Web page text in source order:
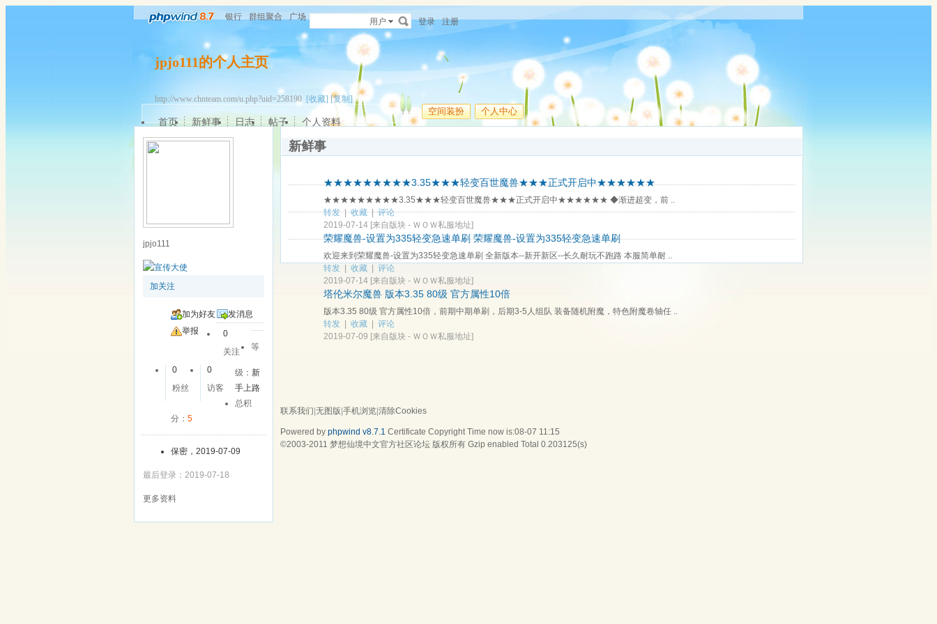
银行 群组聚合 广场 用户 登录 注册
jpjo111的个人主页
http://www.chnteam.com/u.php?uid=258190 [收藏] [复制]
空间装扮 个人中心
首页 新鲜事 日志 帖子 个人资料
jpjo111
加关注
加为好友
发消息
举报
0
关注
0
粉丝
0
访客
等
级：新
手上路
总积
分： 5
保密，2019-07-09
最后登录：2019-07-18
更多资料
新鲜事
★★★★★★★★★3.35★★★轻变百世魔兽★★★正式开启中★★★★★★
★★★★★★★★★3.35★★★轻变百世魔兽★★★正式开启中★★★★★★ ◆渐进超变，前 ..
转发|收藏|评论
2019-07-14 [来自版块 - ＷＯＷ私服地址]
荣耀魔兽-设置为335轻变急速单刷 荣耀魔兽-设置为335轻变急速单刷
欢迎来到荣耀魔兽-设置为335轻变急速单刷 全新版本--新开新区--长久耐玩不跑路 本服简单耐 ..
转发 | 收藏 | 评论
2019-07-14 [来自版块 - ＷＯＷ私服地址]
塔伦米尔魔兽 版本3.35 80级 官方属性10倍
版本3.35 80级 官方属性10倍，前期中期单刷，后期3-5人组队 装备随机附魔，特色附魔卷轴任 ..
转发 | 收藏 | 评论
2019-07-09 [来自版块 - ＷＯＷ私服地址]
联系我们 无图版 手机浏览 清除Cookies
Powered by phpwind v8.7.1 Certificate Copyright Time now is:08-07 11:15
©2003-2011 梦想仙境中文官方社区论坛 版权所有 Gzip enabled Total 0.203125(s)